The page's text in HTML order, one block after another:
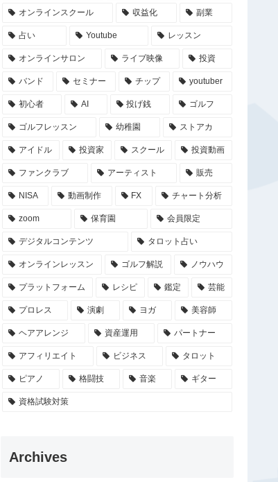
オンラインスクール 収益化 副業
占い Youtube レッスン
オンラインサロン ライブ映像 投資
バンド セミナー チップ youtuber
初心者 AI 投げ銭 ゴルフ
ゴルフレッスン 幼稚園 ストアカ
アイドル 投資家 スクール 投資動画
ファンクラブ アーティスト 販売
NISA 動画制作 FX チャート分析
zoom 保育園 会員限定
デジタルコンテンツ タロット占い
オンラインレッスン ゴルフ解説 ノウハウ
プラットフォーム レシピ 鑑定 芸能
プロレス 演劇 ヨガ 美容師
ヘアアレンジ 資産運用 パートナー
アフィリエイト ビジネス タロット
ピアノ 格闘技 音楽 ギター
資格試験対策
Archives